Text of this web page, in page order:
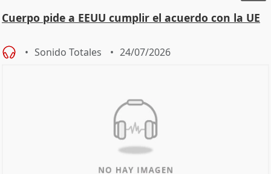
Cuerpo pide a EEUU cumplir el acuerdo con la UE
Sonido Totales 24/07/2026